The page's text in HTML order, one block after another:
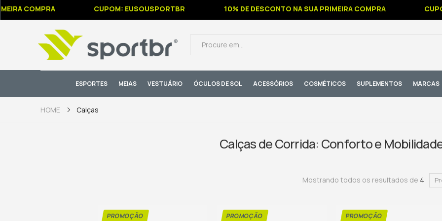
COMPRA CUPOM: EUSOUSPORTBR 10% DE DESCONTO NA SUA PRIMEIRA COMPRA
ESPORTES MEIAS VESTUÁRIO ÓCULOS DE SOL ACESSÓRIOS COSMÉTICOS SUPLEMENTOS MARCAS
HOME Calças
Calças de Corrida: Conforto e
Mostrando todos os resultados de 4